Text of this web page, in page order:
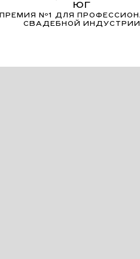
ЮГ
ПРЕМИЯ Nº1 ДЛЯ
СВАДЕБНОЙ ИНДУСТРИИ